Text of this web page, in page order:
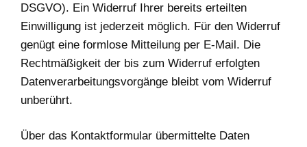
DSGVO). Ein Widerruf Ihrer bereits erteilten
Einwilligung ist jederzeit möglich. Für den Widerruf
genügt eine formlose Mitteilung per E-Mail. Die
Rechtmäßigkeit der bis zum Widerruf erfolgten
Datenverarbeitungsvorgänge bleibt vom Widerruf
unberührt.
Über das Kontaktformular übermittelte Daten